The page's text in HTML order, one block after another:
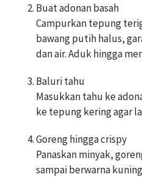
Buat adonan basah
Campurkan tepung
bawang putih halus,
dan air. Aduk hingga
Baluri tahu
Masukkan tahu ke
ke tepung kering agar
Goreng hingga crispy
Panaskan minyak,
sampai berwarna